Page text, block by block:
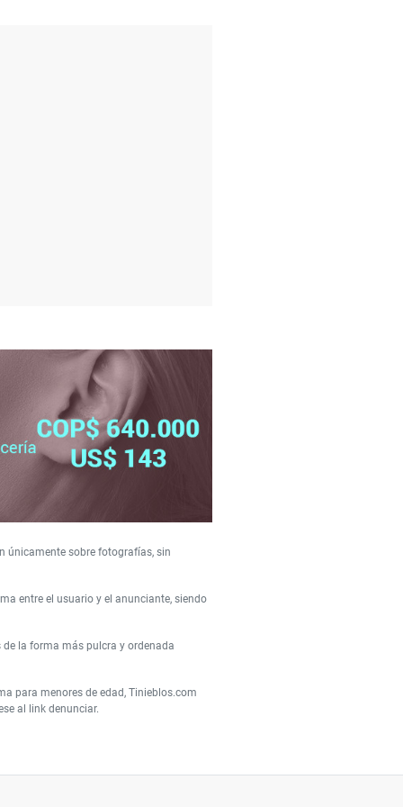
únicamente sobre fotografías, sin
entre el usuario y el anunciante, siendo
la forma más pulcra y ordenada
para menores de edad, Tinieblos.com
al link denunciar.